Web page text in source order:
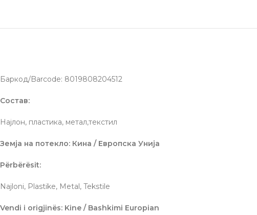
Баркод/Barcode: 8019808204512
Состав:
Најлон, пластика, метал,текстил
Земја на потекло: Кина / Европска Унија
Përbërësit:
Najloni, Plastike, Metal, Tekstile
Vendi i origjinës: Kine / Bashkimi Europian